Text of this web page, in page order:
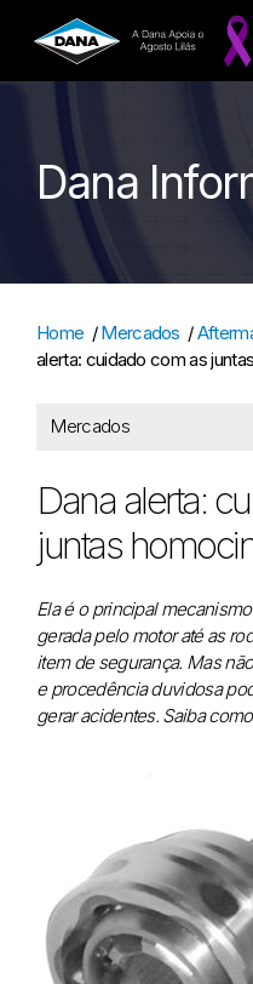
Dana
Home /Mercados /
alerta: cuidado com as
Mercados
Dana alerta:
juntas
Ela é o principal
gerada pelo motor até as
item de segurança. Mas
e procedência duvidosa
gerar acidentes. Saiba